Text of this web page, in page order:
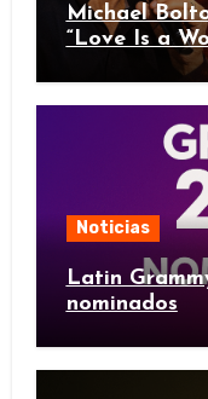
Michael
“Love Is a
Noticias
Latin
nominados